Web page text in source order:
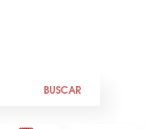
BUSCAR